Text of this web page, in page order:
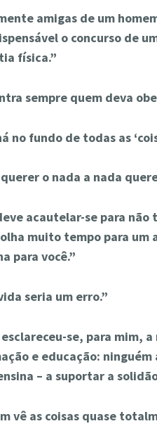
amigas de um
o concurso de
física.”
sempre quem deva
fundo de todas as
o nada a nada
acautelar-se para não
muito tempo para um
para você.”
seria um erro.”
se, para mim, a
e educação: ninguém
– a suportar a
vê as coisas quase